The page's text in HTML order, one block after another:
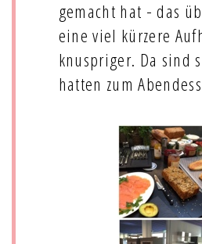
gemacht hat - das
eine viel kürzere
knuspriger. Da sind
hatten zum